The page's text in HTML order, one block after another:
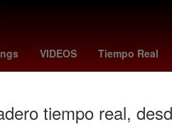
VIDEOS Tiempo Real
estudiantes vs independiente
tiempo real,